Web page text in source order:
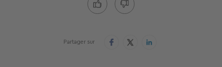
Partager sur